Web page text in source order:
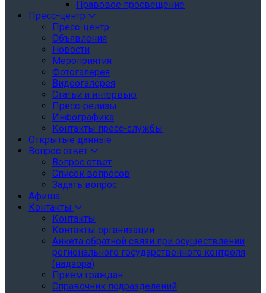
Правовое просвещение
Пресс-центр
Пресс-центр
Объявления
Новости
Мероприятия
Фотогалерея
Видеогалерея
Статьи и интервью
Пресс-релизы
Инфографика
Контакты пресс-службы
Открытые данные
Вопрос ответ
Вопрос ответ
Список вопросов
Задать вопрос
Афиша
Контакты
Контакты
Контакты организации
Анкета обратной связи при осуществлении
регионального государственного контроля
(надзора)
Прием граждан
Справочник подразделений